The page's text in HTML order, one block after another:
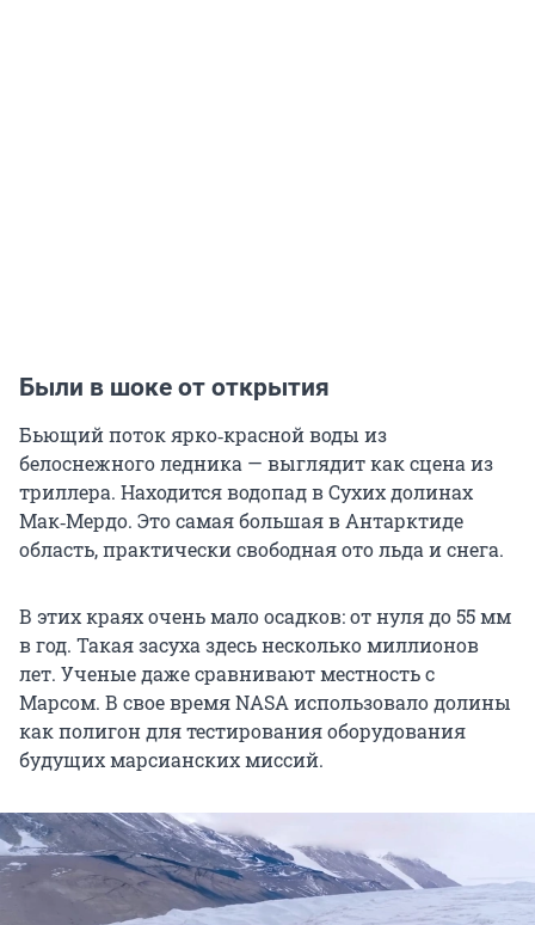
Были в шоке от открытия
Бьющий поток ярко‑красной воды из
белоснежного ледника — выглядит как сцена из
триллера. Находится водопад в Сухих долинах
Мак‑Мердо. Это самая большая в Антарктиде
область, практически свободная ото льда и снега.
В этих краях очень мало осадков: от нуля до 55 мм
в год. Такая засуха здесь несколько миллионов
лет. Ученые даже сравнивают местность с
Марсом. В свое время NASA использовало долины
как полигон для тестирования оборудования
будущих марсианских миссий.